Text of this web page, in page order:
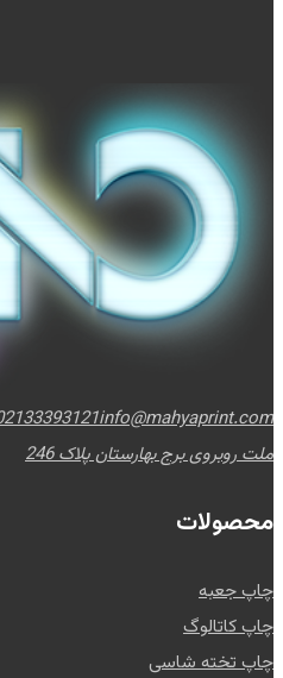
info@mahyaprint.com
ملت روبروی برج بهارستان پلاک 246
محصولات
چاپ جعبه
چاپ کاتالوگ
چاپ تخته شاسی